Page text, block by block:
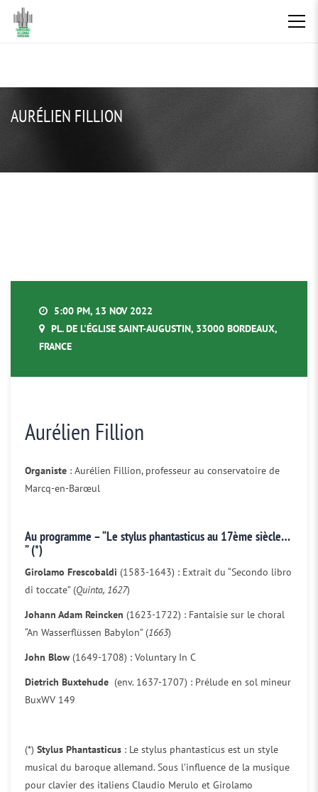
AURÉLIEN FILLION
5:00 PM, 13 NOV 2022
PL. DE L'ÉGLISE SAINT-AUGUSTIN, 33000 BORDEAUX,
FRANCE
Aurélien Fillion
Organiste : Aurélien Fillion, professeur au conservatoire de
Marcq-en-Barœul
Au programme – “Le stylus phantasticus au 17ème siècle…
” (*)
Girolamo Frescobaldi (1583-1643) : Extrait du “Secondo libro
di toccate” (Quinta, 1627)
Johann Adam Reincken (1623-1722) : Fantaisie sur le choral
“An Wasserflüssen Babylon” (1663)
John Blow (1649-1708) : Voluntary In C
Dietrich Buxtehude (env. 1637-1707) : Prélude en sol mineur
BuxWV 149
(*) Stylus Phantasticus : Le stylus phantasticus est un style
musical du baroque allemand. Sous l’influence de la musique
pour clavier des italiens Claudio Merulo et Girolamo